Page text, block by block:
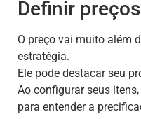
Definir
O preço vai muito além
estratégia.
Ele pode destacar seu
Ao configurar seus
para entender a